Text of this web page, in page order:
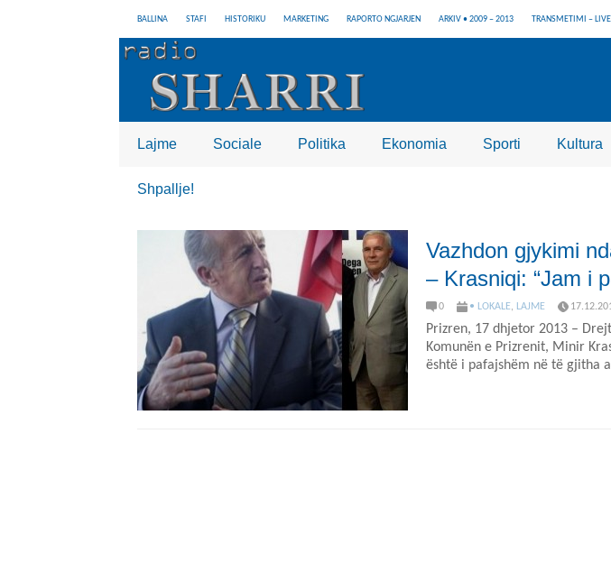
BALLINA STAFI HISTORIKU MARKETING RAPORTO NGJARJEN ARKIV • 2009 – 2013 TRANSMETIMI – LIVE
Lajme Sociale Politika Ekonomia Sporti Kultura
Shpallje!
Vazhdon gjykimi
– Krasniqi: “Jam i
0 • LOKALE, LAJME
Prizren, 17 dhjetor 2013 –
Komunën e Prizrenit, Minir
është i pafajshëm në të gjitha